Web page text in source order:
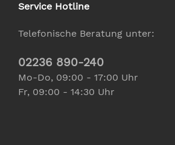
Service Hotline
Telefonische Beratung unter:
02236 890-240
Mo-Do, 09:00 - 17:00 Uhr
Fr, 09:00 - 14:30 Uhr